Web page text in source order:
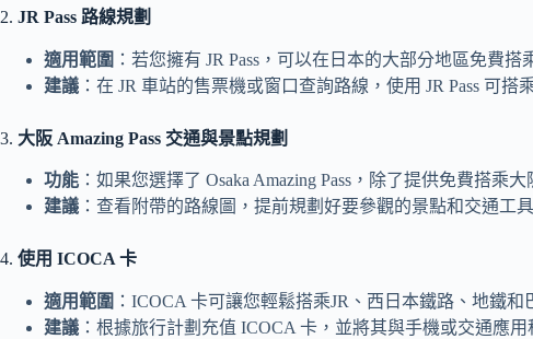
2. JR Pass 路線規劃
適用範圍 ：若您擁有 JR Pass，可以在日本的大部分地區免費
建議 ：在 JR 車站的售票機或窗口查詢路線，使用 JR Pass 可
3. 大阪 Amazing Pass 交通與景點規劃
功能 ：如果您選擇了 Osaka Amazing Pass，除了提供免費搭
建議 ：查看附帶的路線圖，提前規劃好要參觀的景點和交通工
4. 使用 ICOCA 卡
適用範圍 ：ICOCA 卡可讓您輕鬆搭乘JR、西日本鐵路、地鐵
建議 ：根據旅行計劃充值 ICOCA 卡，並將其與手機或交通應